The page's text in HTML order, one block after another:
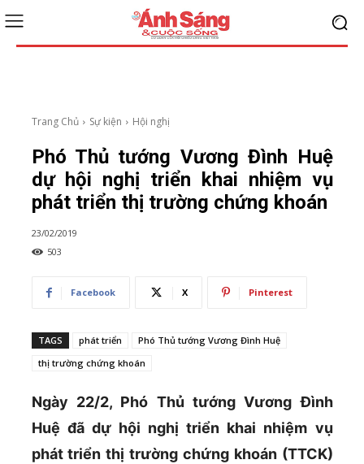
Trang Chủ Sự kiện Hội nghị
Phó Thủ tướng Vương Đình Huệ
dự hội nghị triển khai nhiệm vụ
phát triển thị trường chứng khoán
23/02/2019
503
Facebook X Pinterest
TAGS phát triển
Phó Thủ tướng Vương Đình Huệ
thị trường chứng khoán
Ngày 22/2, Phó Thủ tướng Vương Đình
Huệ đã dự hội nghị triển khai nhiệm vụ
phát triển thị trường chứng khoán (TTCK)